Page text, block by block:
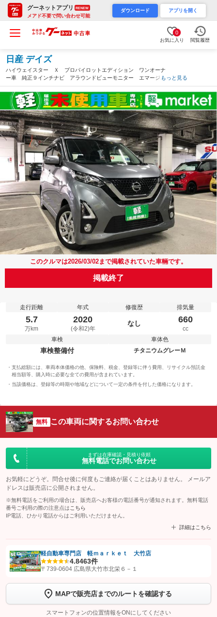
グーネットアプリ RENEW
メアド不要で問い合わせ可能
ダウンロード アプリを開く
0
お気に入り 閲覧履歴
日産 デイズ
ハイウェイスター Ｘ プロパイロットエディション ワンオーナ
ー車 純正９インチナビ アラウンドビューモニター エマージェ
ンシーブレーキ 車線逸脱警報装置 横滑り防止装置 アイドリン
グストップ ＬＥＤヘッドランプ インテリジェントキー ＥＴＣ
付き（広島県）
もっと見る
このクルマは2026/03/02まで掲載されていた車輛です。
掲載終了
走行距離
5.7
万km
年式
2020
(令和2)年
修復歴
なし
排気量
660
cc
車検
車検整備付
車体色
チタニウムグレーＭ
支払総額には、車両本体価格の他、保険料、税金、登録等に伴う費用、リサイクル預託金
相当額等、購入時に必要な全ての費用が含まれています。
当該価格は、登録等の時期や地域などについて一定の条件を付した価格になります。
無料 この車両に関するお問い合わせ
まずは在庫確認・見積り依頼
無料電話でお問い合わせ
お気軽にどうぞ。問合せ後に何度もご連絡が届くことはありません。 メールア
ドレスは販売店に公開されません。
※無料電話をご利用の場合は、販売店へお客様の電話番号が通知されます。無料電話
番号ご利用の際の注意点は こちら
IP電話、ひかり電話からはご利用いただけません。
詳細はこちら
【STEP1】認証画面でグーネットを友だち追加してから「許可する」ボタンを押
トーク画面で
ボタンをタップして問い合わせを
完了してください。
軽自動車専門店 軽ｍａｒｋｅｔ 大竹店
4.8463件
〒739-0604 広島県大竹市北栄６－１
MAPで販売店までのルートを確認する
スマートフォンの位置情報をONにしてください